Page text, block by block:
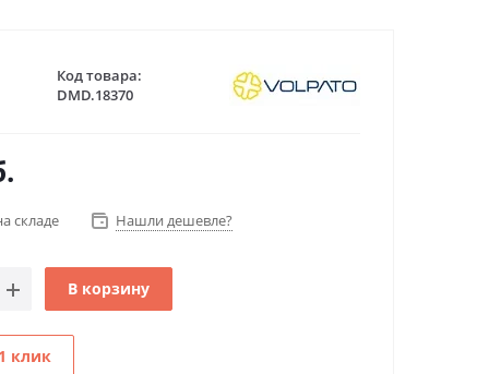
Код товара:
DMD.18370
складе Нашли дешевле?
В корзину
клик